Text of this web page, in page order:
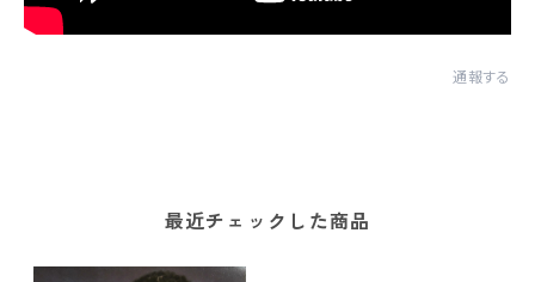
通報する
最近チェックした商品